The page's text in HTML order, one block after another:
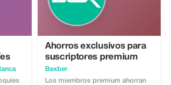
Ahorros exclusivos para
suscriptores premium
Bexber
Los miembros premium ahorran